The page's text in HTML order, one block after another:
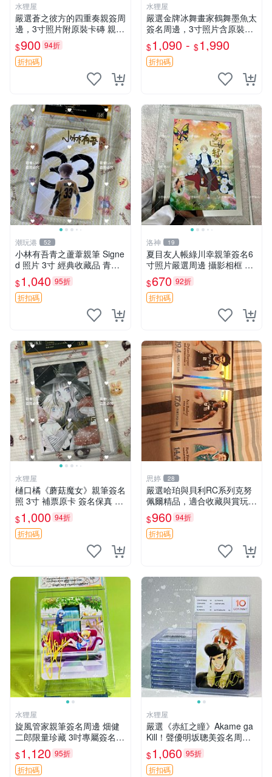
水狸屋
嚴選蒼之彼方的四重奏親簽周
邊，3寸照片附原裝卡磚 親簽
照 收藏級 影印品 杜蕾斯相紙
質地 限量版 Aokana Four Rh
ythm 藍光紀念照 簽名
$900 94折
折扣碼
水狸屋
嚴選金牌冰舞畫家鶴舞墨魚太
簽名周邊，3寸照片含原裝卡
磚。收藏自用，面簽確保證
實。 冰舞 簽名 周邊
$1,090 - $1,990
折扣碼
潮玩港 52
小林有吾青之蘆葦親筆 Signe
d 照片 3寸 經典收藏品 青之
蘆葦限量版 周邊 相框裝裱 青
之蘆葦 簽名照 小林有吾
$1,040 95折
折扣碼
洛神 19
夏目友人帳綠川幸親筆簽名6
寸照片嚴選周邊 攝影相框 網
路認證 夏目友人帳收藏 簽名
照 6寸
$670 92折
折扣碼
水狸屋
樋口橘《蘑菇魔女》親筆簽名
照 3寸 補票原卡 簽名保真 收
藏推薦 蘑菇魔女 樋口橘 照片
$1,000 94折
折扣碼
思婷 28
嚴選哈珀與貝利RC系列克努
佩爾精品，適合收藏與賞玩 R
C 玩具 陶瓷
$960 94折
折扣碼
水狸屋
旋風管家親筆簽名周邊 畑健
二郎限量珍藏 3吋專屬簽名照
日本正版中古 正規卡磚附送
旋風管家 畑健二郎 簽名照
$1,120 95折
折扣碼
水狸屋
嚴選《赤紅之瞳》Akame ga
Kill！聲優明坂聰美簽名周
邊，3寸帶原裝卡磚 日版中古
赤紅之瞳 Akame ga Kill 明坂
聰美 簽名
$1,060 95折
折扣碼